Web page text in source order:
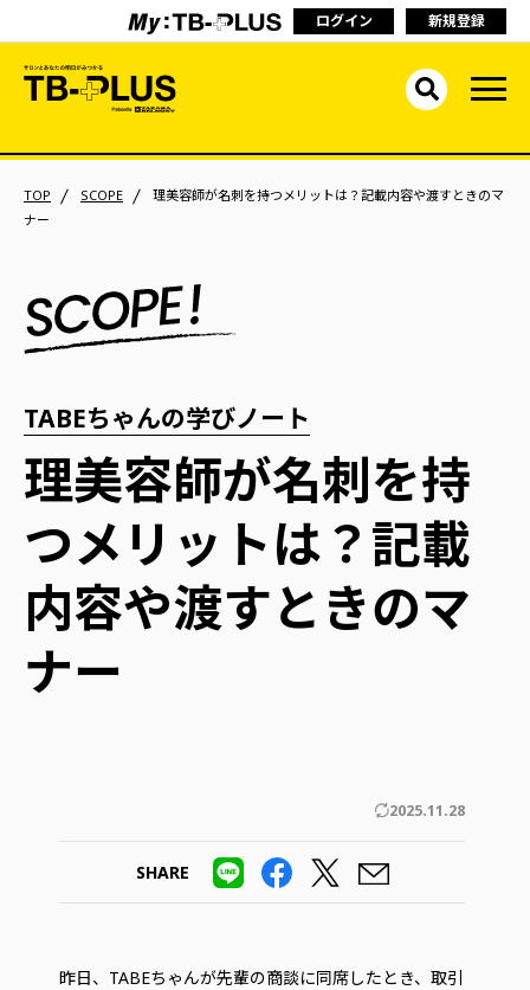
ログイン 新規登録
TOP SCOPE
理美容師が名刺を持つメリットは？記載内容や渡すときのマ
ナー
TABEちゃんの学びノート
理美容師が名刺を持
つメリットは？記載
内容や渡すときのマ
ナー
2025.11.28
SHARE
昨日、TABEちゃんが先輩の商談に同席したとき、取引